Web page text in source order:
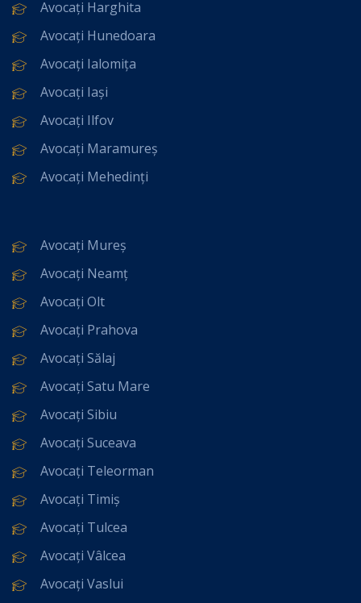
Avocați Harghita
Avocați Hunedoara
Avocați Ialomița
Avocați Iași
Avocați Ilfov
Avocați Maramureș
Avocați Mehedinți
Avocați Mureș
Avocați Neamț
Avocați Olt
Avocați Prahova
Avocați Sălaj
Avocați Satu Mare
Avocați Sibiu
Avocați Suceava
Avocați Teleorman
Avocați Timiș
Avocați Tulcea
Avocați Vâlcea
Avocați Vaslui